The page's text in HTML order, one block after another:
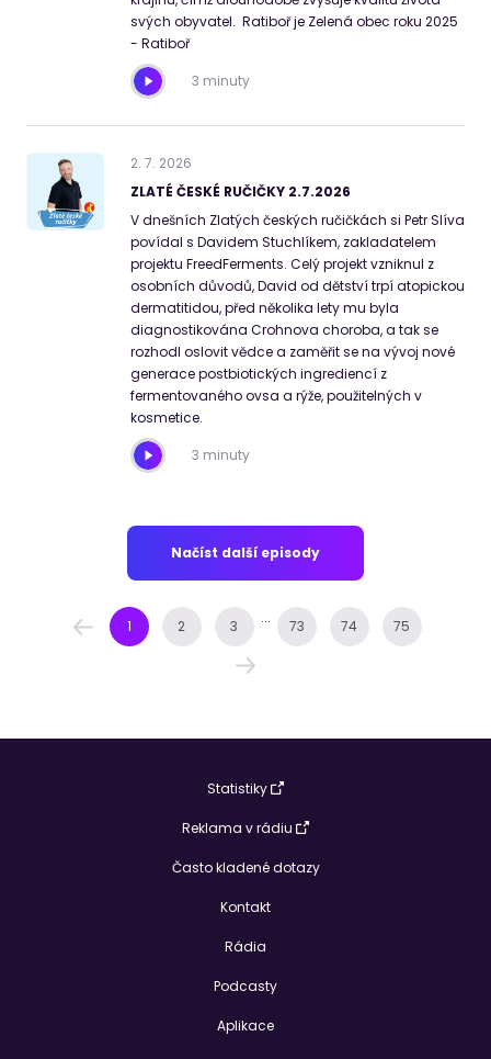
svých obyvatel. Ratiboř je Zelená obec roku 2025
- Ratiboř
3 minuty
2. 7. 2026
ZLATÉ ČESKÉ RUČIČKY 2.7.2026
V dnešních Zlatých českých ručičkách si Petr Slíva
povídal s Davidem Stuchlíkem, zakladatelem
projektu FreedFerments. Celý projekt vzniknul z
osobních důvodů, David od dětství trpí atopickou
dermatitidou, před několika lety mu byla
diagnostikována Crohnova choroba, a tak se
rozhodl oslovit vědce a zaměřit se na vývoj nové
generace postbiotických ingrediencí z
fermentovaného ovsa a rýže, použitelných v
kosmetice.
3 minuty
Načíst další episody
1 2 3 ... 73 74 75
Statistiky
Reklama v rádiu
Často kladené dotazy
Kontakt
Rádia
Podcasty
Aplikace